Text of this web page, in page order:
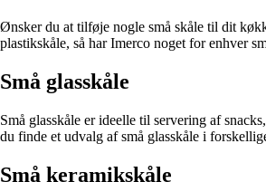
Ønsker du at tilføje nogle små skåle til dit
plastikskåle, så har Imerco noget for enhver
Små glasskåle
Små glasskåle er ideelle til servering af
du finde et udvalg af små glasskåle i
Små keramikskåle